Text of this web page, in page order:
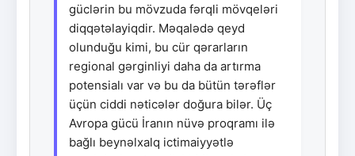
güclərin bu mövzuda fərqli mövqeləri
diqqətəlayiqdir. Məqalədə qeyd
olunduğu kimi, bu cür qərarların
regional gərginliyi daha da artırma
potensialı var və bu da bütün tərəflər
üçün ciddi nəticələr doğura bilər. Üç
Avropa gücü İranın nüvə proqramı ilə
bağlı beynəlxalq ictimaiyyətlə